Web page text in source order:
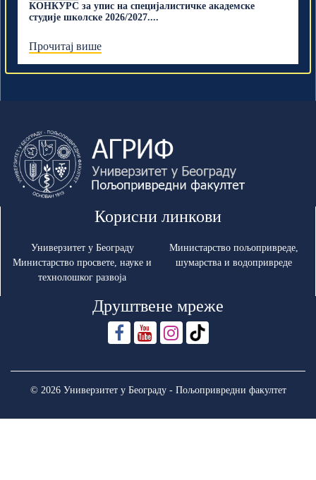
КОНКУРС за упис на специјалистичке академске
студије школске 2026/2027....
Прочитај више
Корисни линкови
Универзитет у Београду
Министарство просвете, науке и
технолошког развоја
Министарство пољопривреде,
шумарства и водопривреде
Друштвене мреже
© 2026 Универзитет у Београду - Пољопривредни факултет